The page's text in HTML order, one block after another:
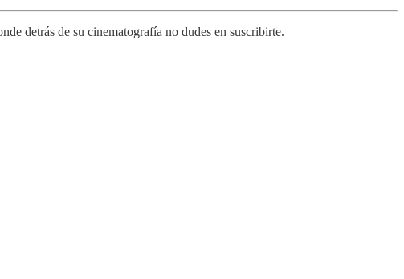
detrás de su cinematografía no dudes en suscribirte.